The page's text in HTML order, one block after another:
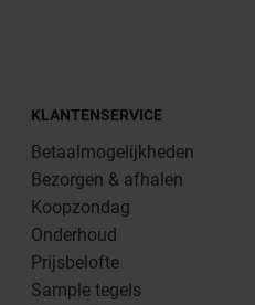
KLANTENSERVICE
Betaalmogelijkheden
Bezorgen & afhalen
Koopzondag
Onderhoud
Prijsbelofte
Sample tegels